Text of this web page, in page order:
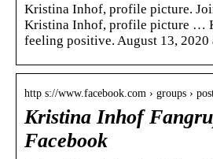
Kristina Inhof, profile picture.
Kristina Inhof, profile picture …
feeling positive. August 13, 2020
http s://www.facebook.com › groups ›
Kristina Inhof
Facebook